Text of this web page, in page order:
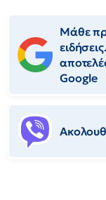
Μάθε
Google